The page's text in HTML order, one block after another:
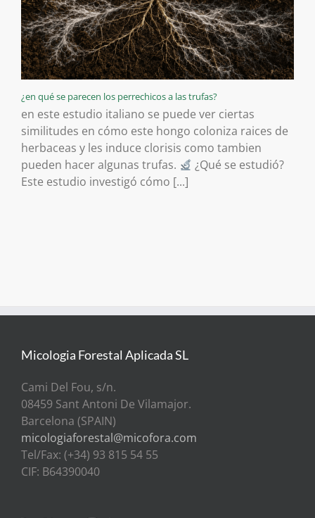
¿en qué se parecen los perrechicos a las trufas?
en este estudio italiano se puede ver ciertas
similitudes en cómo este hongo coloniza raices de
herbaceas y les induce clorisis como tambien
pueden hacer algunas trufas.
¿Qué se estudió?
Este estudio investigó cómo [...]
Micologia Forestal Aplicada SL
Cami Del Fou, s/n.
08459 Sant Antoni De Vilamajor.
Barcelona (SPAIN)
micologiaforestal@micofora.com
Tel/Fax: (+34) 93 815 54 55
CIF: B64390040